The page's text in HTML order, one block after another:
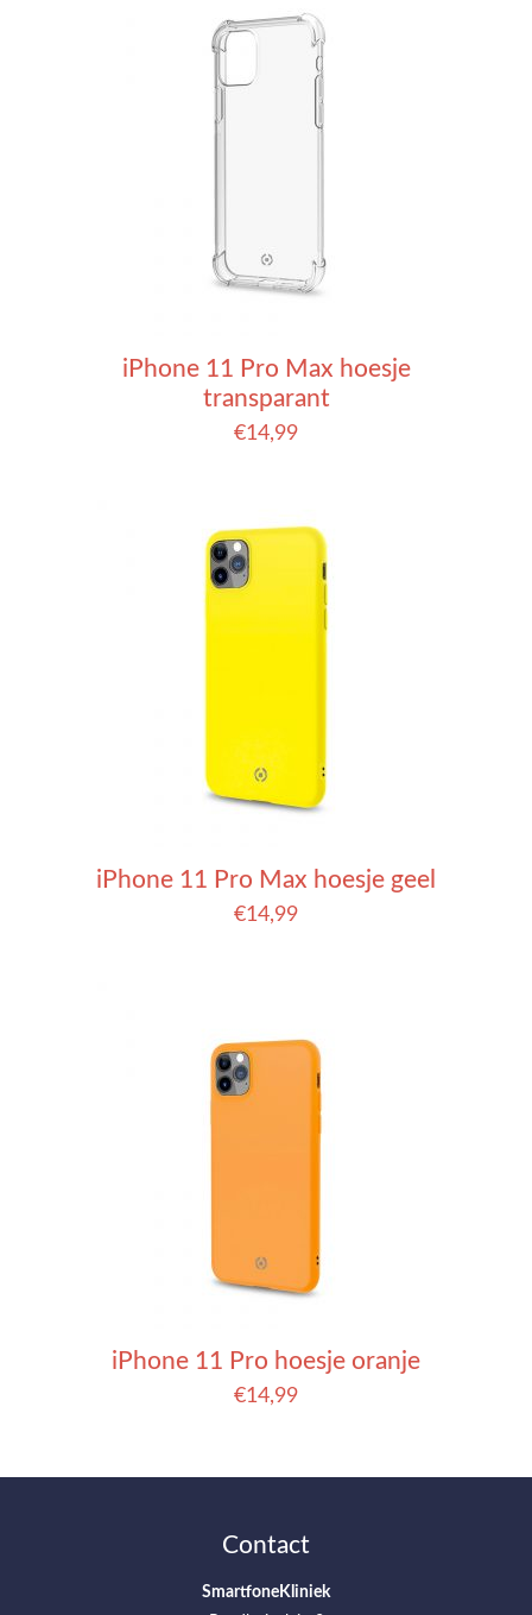
iPhone 11 Pro Max hoesje
transparant
€14,99
iPhone 11 Pro Max hoesje geel
€14,99
iPhone 11 Pro hoesje oranje
€14,99
Contact
SmartfoneKliniek